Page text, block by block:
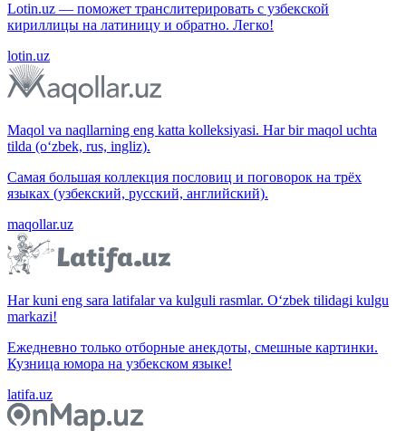
Lotin.uz — поможет транслитерировать с узбекской
кириллицы на латиницу и обратно. Легко!
lotin.uz
Maqol va naqllarning eng katta kolleksiyasi. Har bir maqol uchta
tilda (o‘zbek, rus, ingliz).
Самая большая коллекция пословиц и поговорок на трёх
языках (узбекский, русский, английский).
maqollar.uz
Har kuni eng sara latifalar va kulguli rasmlar. O‘zbek tilidagi kulgu
markazi!
Ежедневно только отборные анекдоты, смешные картинки.
Кузница юмора на узбекском языке!
latifa.uz